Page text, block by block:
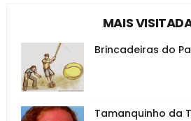
MAIS
Brincadeiras do
Tamanquinho da